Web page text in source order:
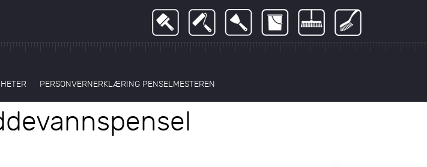
PERSONVERNERKLÆRING PENSELMESTEREN